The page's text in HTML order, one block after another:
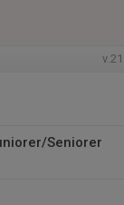
v.21
Seniorer